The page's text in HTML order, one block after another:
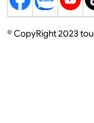
© CopyRight 2023